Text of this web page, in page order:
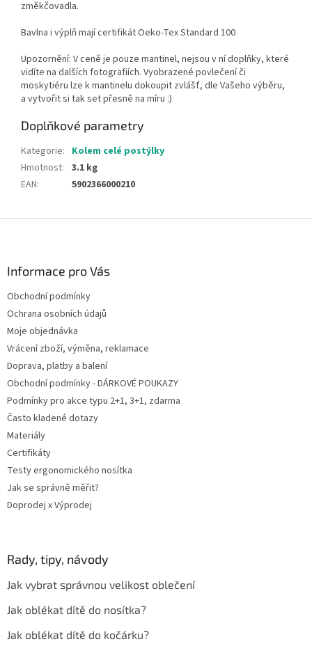
změkčovadla.
Bavlna i výplň mají certifikát Oeko-Tex Standard 100
Upozornění: V ceně je pouze mantinel, nejsou v ní doplňky, které
vidíte na dalších fotografiích. Vyobrazené povlečení či
moskytiéru lze k mantinelu dokoupit zvlášť, dle Vašeho výběru,
a vytvořit si tak set přesně na míru :)
Doplňkové parametry
Kategorie: Kolem celé postýlky
Hmotnost: 3.1 kg
EAN: 5902366000210
Informace pro Vás
Obchodní podmínky
Ochrana osobních údajů
Moje objednávka
Vrácení zboží, výměna, reklamace
Doprava, platby a balení
Obchodní podmínky - DÁRKOVÉ POUKAZY
Podmínky pro akce typu 2+1, 3+1, zdarma
Často kladené dotazy
Materiály
Certifikáty
Testy ergonomického nosítka
Jak se správně měřit?
Doprodej x Výprodej
Rady, tipy, návody
Jak vybrat správnou velikost oblečení
Jak oblékat dítě do nosítka?
Jak oblékat dítě do kočárku?